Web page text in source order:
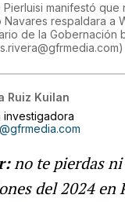
manifestó que
respaldara a
de la Gobernación
)
Ruiz Kuilan
investigadora
no te pierdas
del 2024 en